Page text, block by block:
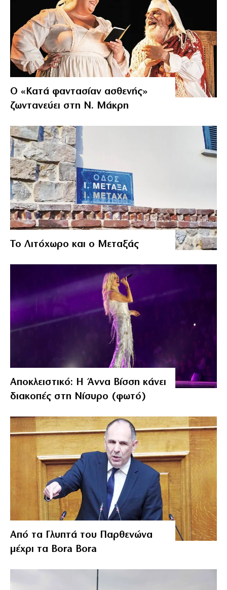
Ο «Κατά φαντασίαν ασθενής»
ζωντανεύει στη Ν. Μάκρη
Το Λιτόχωρο και ο Μεταξάς
Αποκλειστικό: Η Άννα Βίσση κάνει
διακοπές στη Νίσυρο (φωτό)
Από τα Γλυπτά του Παρθενώνα
μέχρι τα Bora Bora